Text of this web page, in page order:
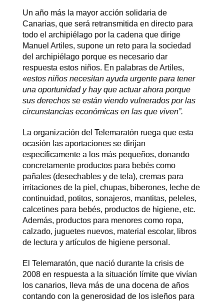
Un año más la mayor acción solidaria de
Canarias, que será retransmitida en directo para
todo el archipiélago por la cadena que dirige
Manuel Artiles, supone un reto para la sociedad
del archipiélago porque es necesario dar
respuesta estos niños. En palabras de Artiles,
«estos niños necesitan ayuda urgente para tener
una oportunidad y hay que actuar ahora porque
sus derechos se están viendo vulnerados por las
circunstancias económicas en las que viven”.
La organización del Telemaratón ruega que esta
ocasión las aportaciones se dirijan
específicamente a los más pequeños, donando
concretamente productos para bebés como
pañales (desechables y de tela), cremas para
irritaciones de la piel, chupas, biberones, leche de
continuidad, potitos, sonajeros, mantitas, peleles,
calcetines para bebés, productos de higiene, etc.
Además, productos para menores como ropa,
calzado, juguetes nuevos, material escolar, libros
de lectura y artículos de higiene personal.
El Telemaratón, que nació durante la crisis de
2008 en respuesta a la situación límite que vivían
los canarios, lleva más de una docena de años
contando con la generosidad de los isleños para